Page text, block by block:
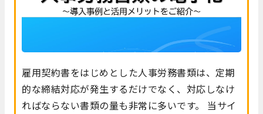
雇用契約書をはじめとした人事労務書類は、定期
的な締結対応が発生するだけでなく、対応しなけ
ればならない書類の量も非常に多いです。 当サイ